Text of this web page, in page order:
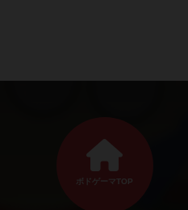
ボドゲーマTOP